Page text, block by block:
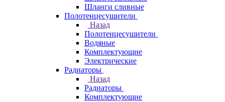
Шланги сливные
Полотенцесушители
Назад
Полотенцесушители
Водяные
Комплектующие
Электрические
Радиаторы
Назад
Радиаторы
Комплектующие